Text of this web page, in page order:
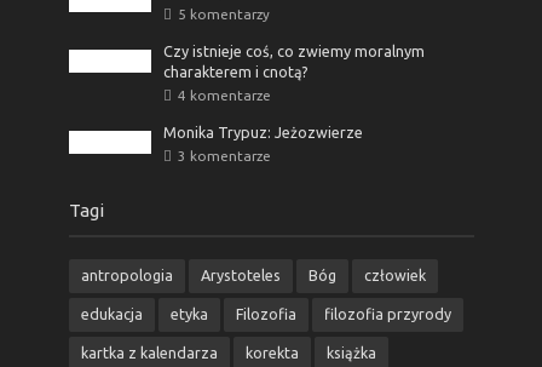
5 komentarzy
Czy istnieje coś, co zwiemy moralnym
charakterem i cnotą?
4 komentarze
Monika Trypuz: Jeżozwierze
3 komentarze
Tagi
antropologia Arystoteles Bóg człowiek
edukacja etyka Filozofia filozofia przyrody
kartka z kalendarza korekta książka